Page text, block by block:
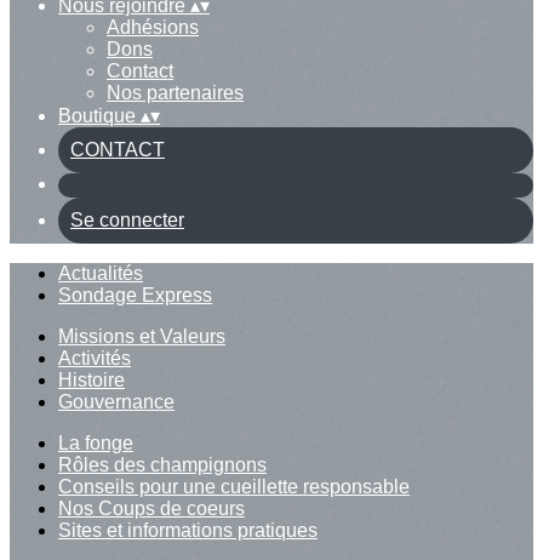
Nous rejoindre ▴▾
Adhésions
Dons
Contact
Nos partenaires
Boutique ▴▾
CONTACT
Se connecter
Actualités
Sondage Express
Missions et Valeurs
Activités
Histoire
Gouvernance
La fonge
Rôles des champignons
Conseils pour une cueillette responsable
Nos Coups de coeurs
Sites et informations pratiques